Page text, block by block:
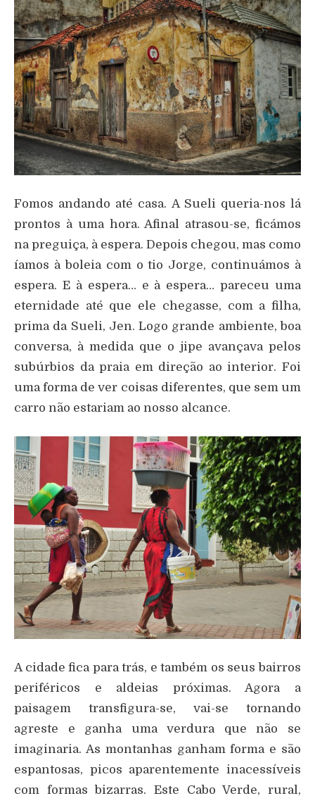
Fomos andando até casa. A Sueli queria-nos lá
prontos à uma hora. Afinal atrasou-se, ficámos
na preguiça, à espera. Depois chegou, mas como
íamos à boleia com o tio Jorge, continuámos à
espera. E à espera… e à espera… pareceu uma
eternidade até que ele chegasse, com a filha,
prima da Sueli, Jen. Logo grande ambiente, boa
conversa, à medida que o jipe avançava pelos
subúrbios da praia em direção ao interior. Foi
uma forma de ver coisas diferentes, que sem um
carro não estariam ao nosso alcance.
A cidade fica para trás, e também os seus bairros
periféricos e aldeias próximas. Agora a
paisagem transfigura-se, vai-se tornando
agreste e ganha uma verdura que não se
imaginaria. As montanhas ganham forma e são
espantosas, picos aparentemente inacessíveis
com formas bizarras. Este Cabo Verde, rural,